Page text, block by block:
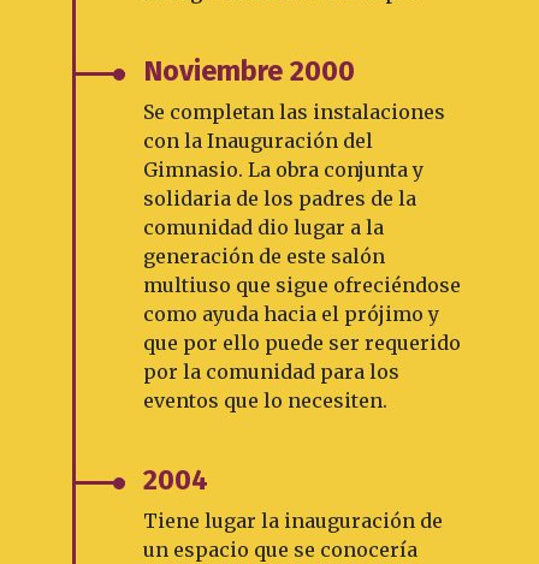
Noviembre 2000
Se completan las instalaciones
con la Inauguración del
Gimnasio. La obra conjunta y
solidaria de los padres de la
comunidad dio lugar a la
generación de este salón
multiuso que sigue ofreciéndose
como ayuda hacia el prójimo y
que por ello puede ser requerido
por la comunidad para los
eventos que lo necesiten.
2004
Tiene lugar la inauguración de
un espacio que se conocería